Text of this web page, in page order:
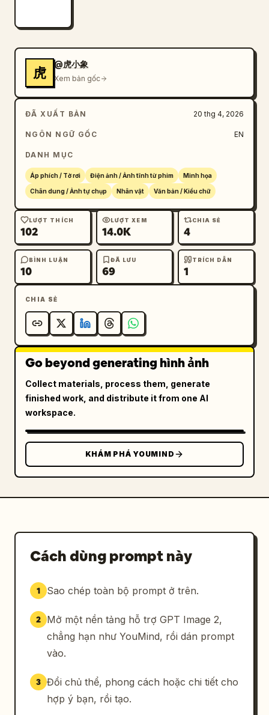
虎
@虎小象
Xem bản gốc
ĐÃ XUẤT BẢN 20 thg 4, 2026
NGÔN NGỮ GỐC EN
DANH MỤC
Áp phích / Tờ rơi Điện ảnh / Ảnh tĩnh từ phim Minh họa
Chân dung / Ảnh tự chụp Nhân vật Văn bản / Kiểu chữ
LƯỢT THÍCH
102
LƯỢT XEM
14.0K
CHIA SẺ
4
BÌNH LUẬN
10
ĐÃ LƯU
69
TRÍCH DẪN
1
CHIA SẺ
Go beyond generating hình ảnh
Collect materials, process them, generate
finished work, and distribute it from one AI
workspace.
KHÁM PHÁ YOUMIND
Cách dùng prompt này
1 Sao chép toàn bộ prompt ở trên.
2
Mở một nền tảng hỗ trợ GPT Image 2,
chẳng hạn như YouMind, rồi dán prompt
vào.
3 Đổi chủ thể, phong cách hoặc chi tiết cho
hợp ý bạn, rồi tạo.